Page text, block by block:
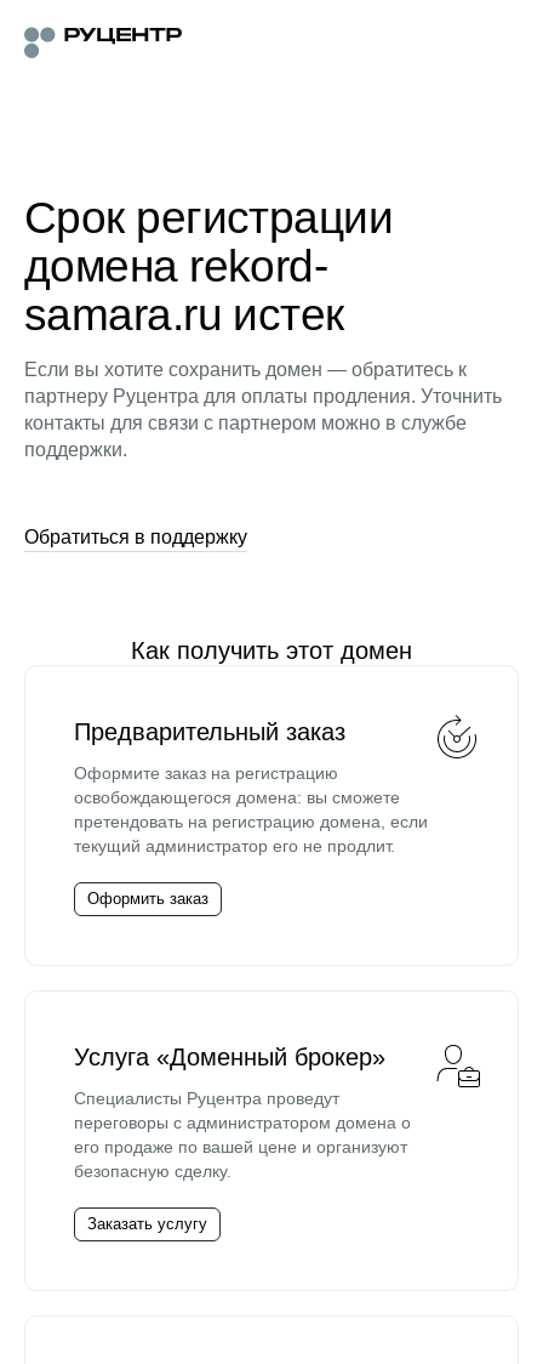
Срок регистрации
домена rekord-
samara.ru истек
Если вы хотите сохранить домен — обратитесь к
партнеру Руцентра для оплаты продления. Уточнить
контакты для связи с партнером можно в службе
поддержки.
Обратиться в поддержку
Как получить этот домен
Предварительный заказ
Оформите заказ на регистрацию
освобождающегося домена: вы сможете
претендовать на регистрацию домена, если
текущий администратор его не продлит.
Оформить заказ
Услуга «Доменный брокер»
Специалисты Руцентра проведут
переговоры с администратором домена о
его продаже по вашей цене и организуют
безопасную сделку.
Заказать услугу